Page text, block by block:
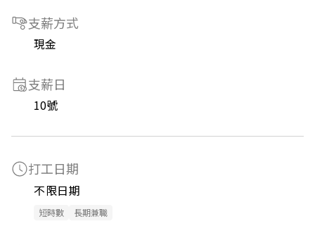
支薪方式
現金
支薪日
10號
打工日期
不限日期
短時數 長期兼職